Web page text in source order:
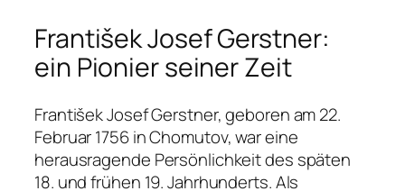
František Josef Gerstner:
ein Pionier seiner Zeit
František Josef Gerstner, geboren am 22.
Februar 1756 in Chomutov, war eine
herausragende Persönlichkeit des späten
18. und frühen 19. Jahrhunderts. Als